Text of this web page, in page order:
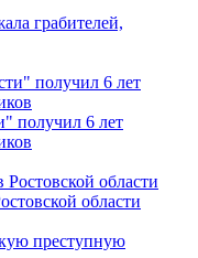
грабителей,
получил 6 лет
области